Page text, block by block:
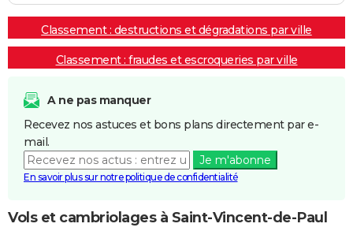
Classement : destructions et dégradations par ville
Classement : fraudes et escroqueries par ville
A ne pas manquer
Recevez nos astuces et bons plans directement par e-
mail.
Je m'abonne
En savoir plus sur notre politique de confidentialité
Vols et cambriolages à Saint-Vincent-de-Paul